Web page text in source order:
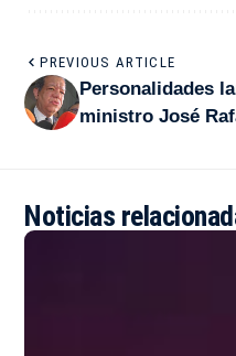
PREVIOUS ARTICLE
Personalidades
ministro José
Noticias